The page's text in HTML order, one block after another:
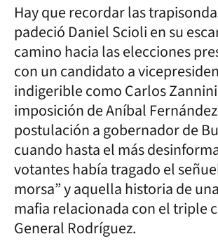
Hay que recordar las
padeció Daniel Scioli en su
camino hacia las elecciones
con un candidato a
indigerible como Carlos
imposición de Aníbal
postulación a gobernador de
cuando hasta el más
votantes había tragado el
morsa” y aquella historia de
mafia relacionada con el triple
General Rodríguez.